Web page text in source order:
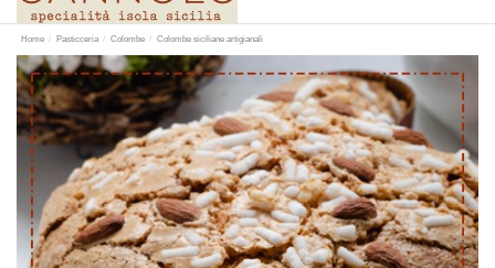
Home Pasticceria Colombe Colombe siciliane artigianali